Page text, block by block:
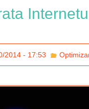
2014 - 17:53